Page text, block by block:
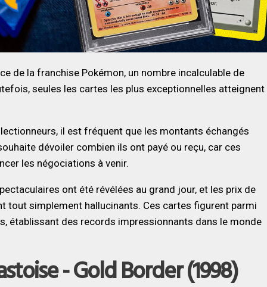
de la franchise Pokémon, un nombre incalculable de
seules les cartes les plus exceptionnelles atteignent
il est fréquent que les montants échangés
dévoiler combien ils ont payé ou reçu, car ces
les négociations à venir.
ont été révélées au grand jour, et les prix de
tout simplement hallucinants. Ces cartes figurent parmi
établissant des records impressionnants dans le monde
- Gold Border (1998)